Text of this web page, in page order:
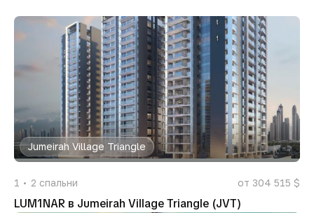
Jumeirah Village Triangle
1 2 спальни от 304 515 $
LUM1NAR в Jumeirah Village Triangle (JVT)